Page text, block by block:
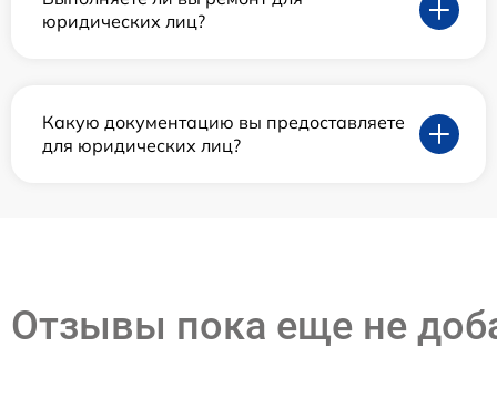
юридических лиц?
Какую документацию вы предоставляете
для юридических лиц?
Отзывы пока еще не